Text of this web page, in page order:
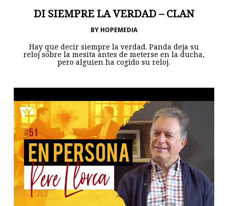
DI SIEMPRE LA VERDAD – CLAN
BY HOPEMEDIA
Hay que decir siempre la verdad. Panda deja su
reloj sobre la mesita antes de meterse en la ducha,
pero alguien ha cogido su reloj.